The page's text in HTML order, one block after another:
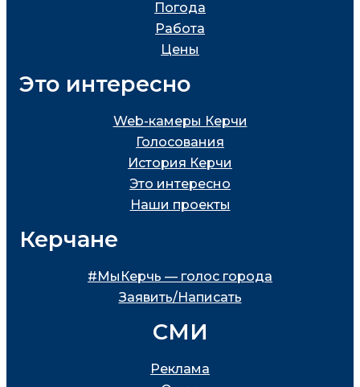
Погода
Работа
Цены
Это интересно
Web-камеры Керчи
Голосования
История Керчи
Это интересно
Наши проекты
Керчане
#МыКерчь — голос города
Заявить/Написать
СМИ
Реклама